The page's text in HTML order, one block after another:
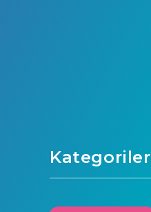
Kategoriler